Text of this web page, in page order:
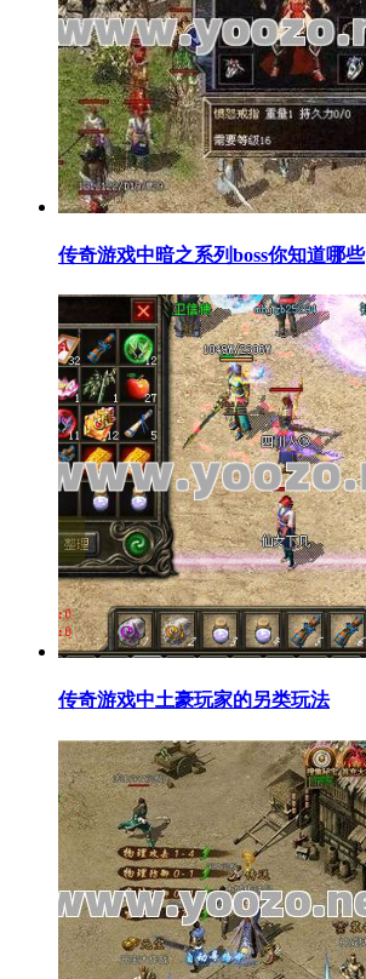
传奇游戏中暗之系列boss你知道哪些
传奇游戏中土豪玩家的另类玩法